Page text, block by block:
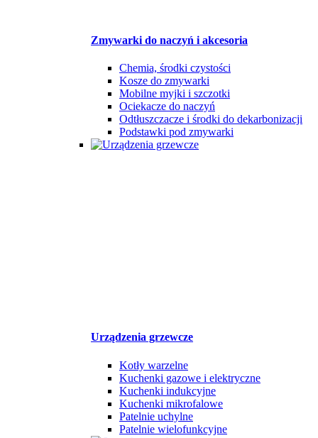
Zmywarki do naczyń i akcesoria
Chemia, środki czystości
Kosze do zmywarki
Mobilne myjki i szczotki
Ociekacze do naczyń
Odtłuszczacze i środki do dekarbonizacji
Podstawki pod zmywarki
Urządzenia grzewcze
Kotły warzelne
Kuchenki gazowe i elektryczne
Kuchenki indukcyjne
Kuchenki mikrofalowe
Patelnie uchylne
Patelnie wielofunkcyjne